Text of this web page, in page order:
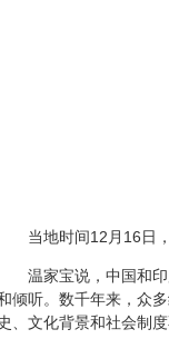
当地时间12月16日，
温家宝说，中国和印
倾听。数千年来，众
史、文化背景和社会制